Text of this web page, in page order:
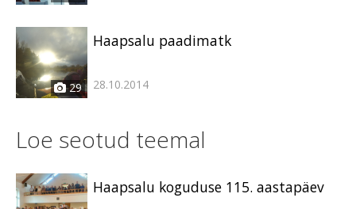
29
Haapsalu paadimatk
28.10.2014
Loe seotud teemal
Haapsalu koguduse 115. aastapäev